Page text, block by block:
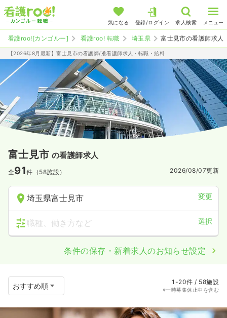
気になる 登録/ログイン 求人検索 メニュー
看護roo![カンゴルー] 看護roo! 転職 埼玉県 富士見市の看護師求人
【2026年8月最新】富士見市の看護師/准看護師求人・転職・給料
富士見市 の看護師求人
全91件（58施設） 2026/08/07更新
埼玉県富士見市 変更
職種、働き方など 選択
条件の保存・新着求人のお知らせ設定
1-20件 / 58施設
※一時募集休止中を含む